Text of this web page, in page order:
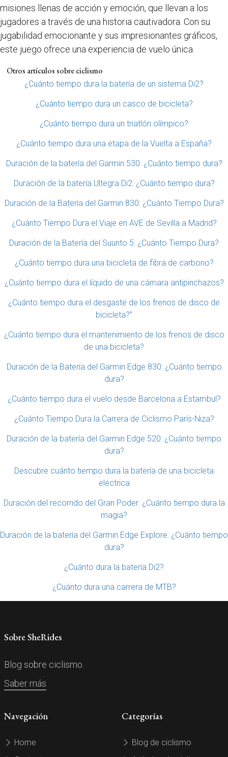
misiones llenas de acción y emoción, que llevan a los
jugadores a través de una historia cautivadora. Con su
jugabilidad emocionante y sus impresionantes gráficos,
este juego ofrece una experiencia de vuelo única.
Otros artículos sobre ciclismo
¿Cuánto tiempo dura la batería de un sistema Di2?
¿Cuánto tiempo dura un casco de bicicleta?
¿Cuánto tiempo dura un triatlón olímpico?
¿Cuánto tiempo dura una etapa de la Vuelta a España?
Duración de la batería del Garmin 530: ¿Cuánto tiempo dura?
Duración de la batería Ultegra Di2: ¿Cuánto tiempo dura?
Duración de la Batería del Garmin 830: ¿Cuánto Tiempo Dura?
¿Cuánto Tiempo Dura el Viaje en AVE de Sevilla a Madrid?
Duración de la Batería del Suunto 5: ¿Cuánto Tiempo Dura?
¿Cuánto tiempo dura una bicicleta de fibra de carbono?
¿Cuánto tiempo dura el líquido de una cámara antipinchazos?
¿Cuánto tiempo dura el desgaste de los frenos de disco de
bicicleta?”
¿Cuánto tiempo dura el mantenimiento de los frenos de disco
de una bicicleta?
Duración de la Batería del Garmin Edge 830: ¿Cuánto tiempo
dura?
¿Cuánto tiempo dura el vuelo desde Barcelona a Estambul?
¿Cuánto Tiempo Dura la Carrera de Ciclismo París-Niza?
Duración de la batería del Garmin Edge 520: ¿Cuánto tiempo
dura?
Descubre cuánto tiempo dura la batería de una bicicleta
eléctrica
Duración del recorrido del Gran Poder: ¿Cuánto tiempo dura la
magia?
Duración de la batería del Garmin Edge Explore: ¿Cuánto tiempo
dura?
¿Cuánto dura la batería Di2?
¿Cuánto dura una carrera de MTB?
Sobre SheRides
Blog sobre ciclismo.
Saber más
Navegación
Home
Categorías
Blog de ciclismo